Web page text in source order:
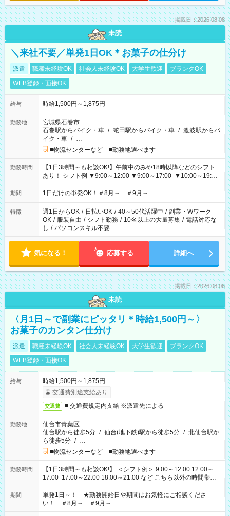
掲載日：2026.08.08
未読
＼来社不要／単発1日OK＊お菓子の仕分け
派遣 職種未経験OK 社会人未経験OK 大学生歓迎
ブランクOK
WEB登録・面接OK
給与 時給1,500円～1,875円
勤務地
宮城県石巻市
石巻駅からバイク・車 / 蛇田駅からバイク・車 / 渡波駅からバ
イク・車 / …
■物流センターなど ■勤務地選べます
勤務時間
【1日3時間～も相談OK!】午前中のみや18時以降などのシフト
あり！ シフト例 ▼9:00～12:00 ▼9:00～17:00 ▼10:00～19:00
▼18:00～21:00
期間 1日だけの単発OK！＃8月～ ＃9月～
特徴 週1日からOK / 日払いOK / 40～50代活躍中 / 副業・Wワーク
OK / 服装自由 / シフト勤務 / 10名以上の大量募集 / 電話対応な
し / パソコンスキル不要
気になる！ 応募する 詳細へ
掲載日：2026.08.06
未読
〈月1日～で副業にピッタリ＊時給1,500円～〉
お菓子のカンタン仕分け
派遣 職種未経験OK 社会人未経験OK 大学生歓迎
ブランクOK
WEB登録・面接OK
給与
時給1,500円～1,875円
交通費別途支給あり
交通費 ■ 交通費規定内支給 ※派遣先による
勤務地
仙台市青葉区
仙台駅から徒歩5分 / 仙台(地下鉄)駅から徒歩5分 / 北仙台駅か
ら徒歩5分 / …
■物流センターなど ■勤務地選べます
勤務時間
【1日3時間～も相談OK!】 ＜シフト例＞ 9:00～12:00 12:00～
17:00 17:00～22:00 18:00～21:00 など こちら以外の時間帯も
お気軽にご相談ください！
期間
単発1日～！ ★勤務開始日や期間はお気軽にご相談くださ
い！ ＃8月～ ＃9月～